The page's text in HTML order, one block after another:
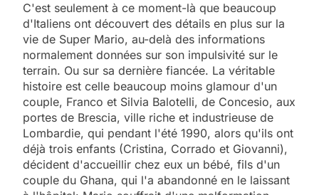
C'est seulement à ce moment-là que beaucoup
d'Italiens ont découvert des détails en plus sur la
vie de Super Mario, au-delà des informations
normalement données sur son impulsivité sur le
terrain. Ou sur sa dernière fiancée. La véritable
histoire est celle beaucoup moins glamour d'un
couple, Franco et Silvia Balotelli, de Concesio, aux
portes de Brescia, ville riche et industrieuse de
Lombardie, qui pendant l'été 1990, alors qu'ils ont
déjà trois enfants (Cristina, Corrado et Giovanni),
décident d'accueillir chez eux un bébé, fils d'un
couple du Ghana, qui l'a abandonné en le laissant